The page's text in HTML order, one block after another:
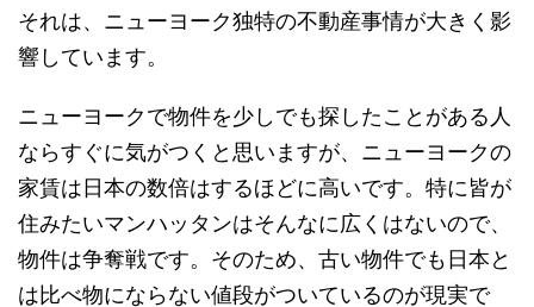
それは、ニューヨーク独特の不動産事情が大きく影
響しています。
ニューヨークで物件を少しでも探したことがある人
ならすぐに気がつくと思いますが、ニューヨークの
家賃は日本の数倍はするほどに高いです。特に皆が
住みたいマンハッタンはそんなに広くはないので、
物件は争奪戦です。そのため、古い物件でも日本と
は比べ物にならない値段がついているのが現実で